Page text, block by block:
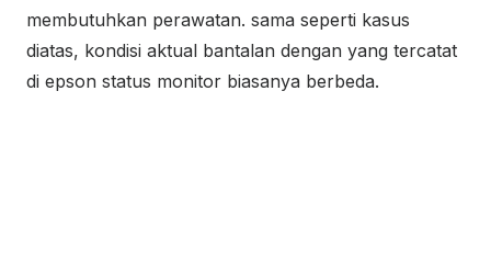
membutuhkan perawatan. sama seperti kasus
diatas, kondisi aktual bantalan dengan yang tercatat
di epson status monitor biasanya berbeda.